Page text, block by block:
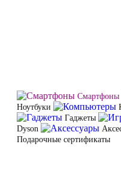
Смартфоны
Ноутбуки
Гаджеты
Dyson
Подарочные сертификаты